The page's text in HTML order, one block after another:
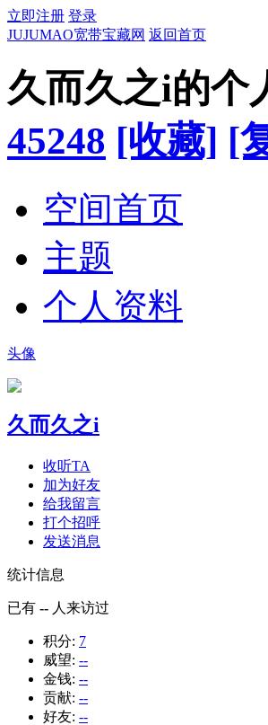
立即注册 登录
JUJUMAO宽带宝藏网 返回首页
久而久之i的个
45248 [收藏] [
空间首页
主题
个人资料
头像
久而久之i
收听TA
加为好友
给我留言
打个招呼
发送消息
统计信息
已有 -- 人来访过
积分: 7
威望: --
金钱: --
贡献: --
好友: --